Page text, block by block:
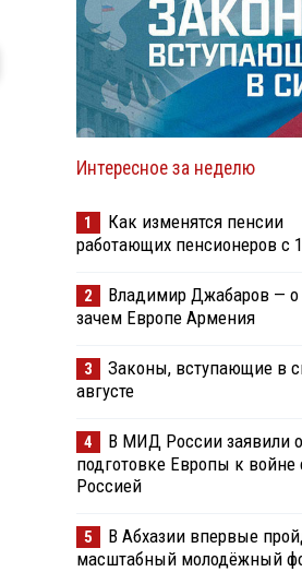
Интересное за неделю
1
Как изменятся пенсии
работающих пенсионеров с
2
Владимир Джабаров — о
зачем Европе Армения
3
Законы, вступающие в
августе
4
В МИД России заявили о
подготовке Европы к войне
Россией
5
В Абхазии впервые
масштабный молодёжный